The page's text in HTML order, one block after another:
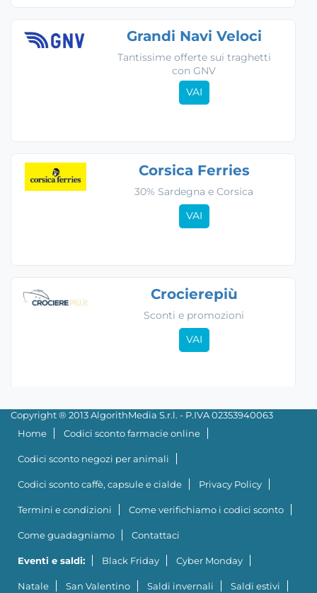
Grandi Navi Veloci
Tantissime offerte sui traghetti
con GNV
VAI
Corsica Ferries
30% Sardegna e Corsica
VAI
Crocierepiù
Sconti e promozioni
VAI
Copyright ® 2013 AlgorithMedia S.r.l. - P.IVA 02353940063
Home
Codici sconto farmacie online
Codici sconto negozi per animali
Codici sconto caffè, capsule e cialde Privacy Policy
Termini e condizioni Come verifichiamo i codici sconto
Come guadagniamo Contattaci
Eventi e saldi: Black Friday Cyber Monday
Natale San Valentino Saldi invernali Saldi estivi